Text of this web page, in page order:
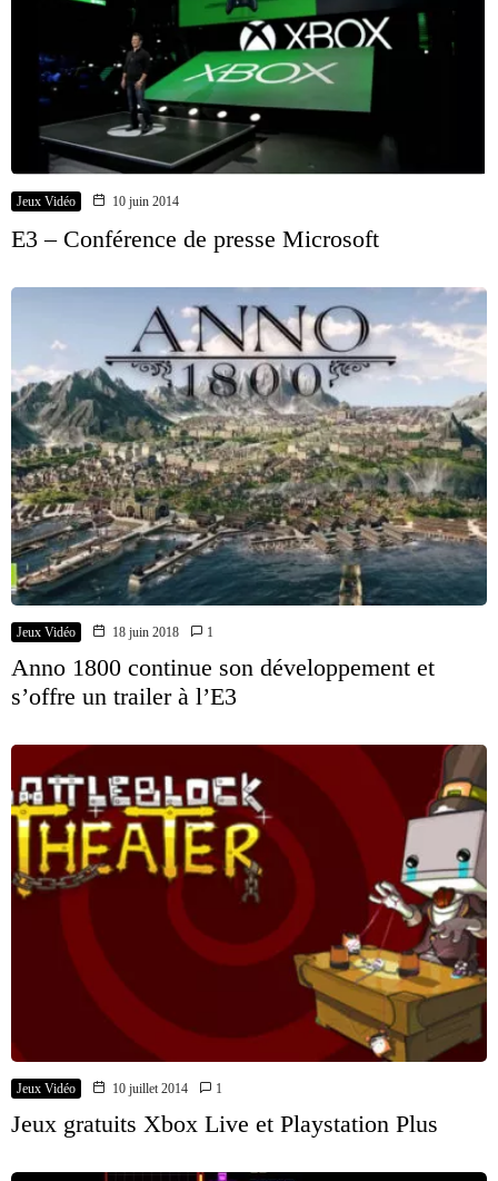
Jeux Vidéo 10 juin 2014
E3 – Conférence de presse Microsoft
Jeux Vidéo 18 juin 2018 1
Anno 1800 continue son développement et
s’offre un trailer à l’E3
Jeux Vidéo 10 juillet 2014 1
Jeux gratuits Xbox Live et Playstation Plus